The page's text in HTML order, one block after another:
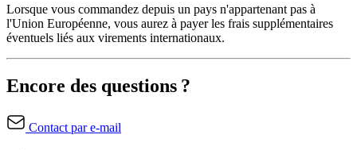
Lorsque vous commandez depuis un pays n'appartenant pas à
l'Union Européenne, vous aurez à payer les frais supplémentaires
éventuels liés aux virements internationaux.
Encore des questions ?
Contact par e-mail